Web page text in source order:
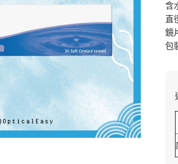
含
直
鏡
包